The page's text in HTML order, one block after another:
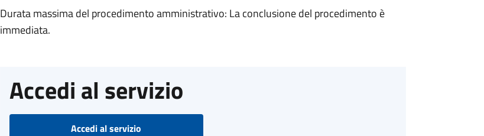
Durata massima del procedimento amministrativo: La conclusione del procedimento è
immediata.
Accedi al servizio
Accedi al servizio